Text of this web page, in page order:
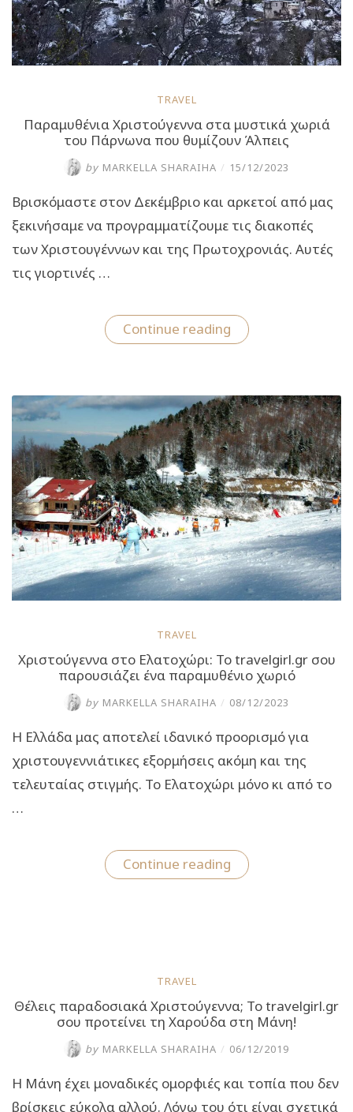
TRAVEL
Παραμυθένια Χριστούγεννα στα μυστικά χωριά
του Πάρνωνα που θυμίζουν Άλπεις
by MARKELLA SHARAIHA / 15/12/2023
Βρισκόμαστε στον Δεκέμβριο και αρκετοί από μας
ξεκινήσαμε να προγραμματίζουμε τις διακοπές
των Χριστουγέννων και της Πρωτοχρονιάς. Αυτές
τις γιορτινές …
Continue reading“Παραμυθένια
Χριστούγεννα
του
Πάρνωνα
που
θυμίζουν
Άλπεις”
TRAVEL
Χριστούγεννα στο Ελατοχώρι: To travelgirl.gr σου
παρουσιάζει ένα παραμυθένιο χωριό
by MARKELLA SHARAIHA / 08/12/2023
Η Ελλάδα μας αποτελεί ιδανικό προορισμό για
χριστουγεννιάτικες εξορμήσεις ακόμη και της
τελευταίας στιγμής. Το Ελατοχώρι μόνο κι από το
…
Continue reading“Χριστούγεννα
στο
TRAVEL
Θέλεις παραδοσιακά Χριστούγεννα; Το travelgirl.gr
σου προτείνει τη Χαρούδα στη Μάνη!
by MARKELLA SHARAIHA / 06/12/2019
Η Μάνη έχει μοναδικές ομορφιές και τοπία που δεν
βρίσκεις εύκολα αλλού. Λόγω του ότι είναι σχετικά